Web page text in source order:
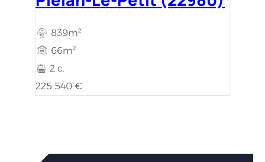
839m²
66m²
2 c.
225 540 €